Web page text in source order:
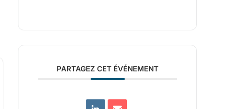
PARTAGEZ CET ÉVÉNEMENT